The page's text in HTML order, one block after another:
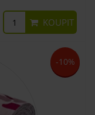
KOUPIT
-10%